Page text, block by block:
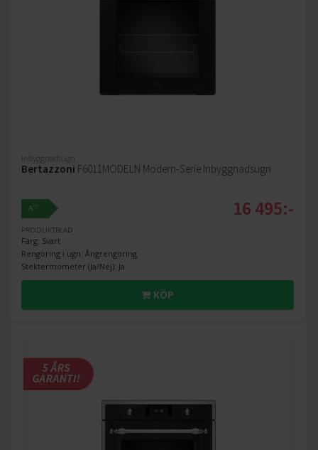
Inbyggnadsugn
Bertazzoni F6011MODELN Modern-Serie Inbyggnadsugn
A++
PRODUKTBLAD
Färg: Svart
Rengöring i ugn: Ångrengöring
Stektermometer (Ja/Nej): Ja
16 495:-
KÖP